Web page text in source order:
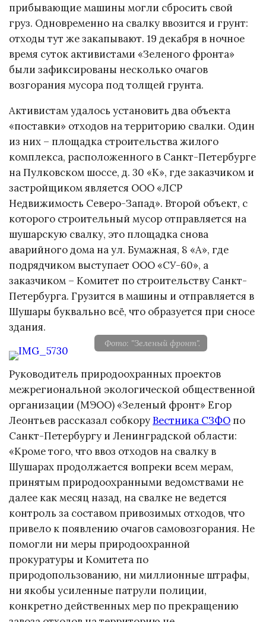
прибывающие машины могли сбросить свой
груз. Одновременно на свалку ввозится и грунт:
отходы тут же закапывают. 19 декабря в ночное
время суток активистами «Зеленого фронта»
были зафиксированы несколько очагов
возгорания мусора под толщей грунта.
Активистам удалось установить два объекта
«поставки» отходов на территорию свалки. Один
из них – площадка строительства жилого
комплекса, расположенного в Санкт-Петербурге
на Пулковском шоссе, д. 30 «К», где заказчиком и
застройщиком является ООО «ЛСР
Недвижимость Северо-Запад». Второй объект, с
которого строительный мусор отправляется на
шушарскую свалку, это площадка снова
аварийного дома на ул. Бумажная, 8 «А», где
подрядчиком выступает ООО «СУ-60», а
заказчиком – Комитет по строительству Санкт-
Петербурга. Грузится в машины и отправляется в
Шушары буквально всё, что образуется при сносе
здания.
Фото: "Зеленый фронт".
Руководитель природоохранных проектов
межрегиональной экологической общественной
организации (МЭОО) «Зеленый фронт» Егор
Леонтьев рассказал собкоруВестника СЗФО по
Санкт-Петербургу и Ленинградской области:
«Кроме того, что ввоз отходов на свалку в
Шушарах продолжается вопреки всем мерам,
принятым природоохранными ведомствами не
далее как месяц назад, на свалке не ведется
контроль за составом привозимых отходов, что
привело к появлению очагов самовозгорания. Не
помогли ни меры природоохранной
прокуратуры и Комитета по
природопользованию, ни миллионные штрафы,
ни якобы усиленные патрули полиции,
конкретно действенных мер по прекращению